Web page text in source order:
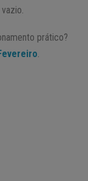
prático?